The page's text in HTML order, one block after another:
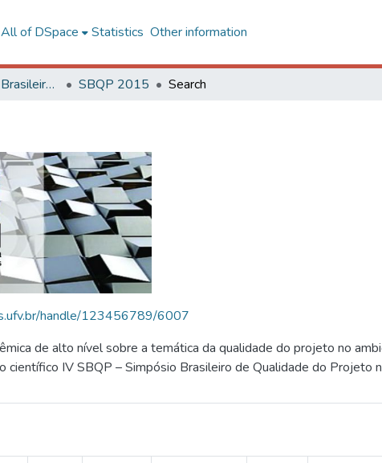
All of DSpace Statistics Other information
SBQP - Simpósio Brasileiro de Qualidade do Projeto no Ambiente Construído SBQP 2015 Search
handle/123456789/6007
de alto nível sobre a temática da qualidade do projeto no
IV SBQP – Simpósio Brasileiro de Qualidade do Projeto